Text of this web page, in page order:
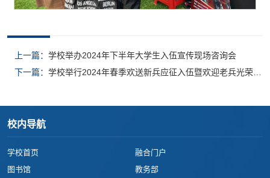
上一篇： 学校举办2024年下半年大学生入伍宣传现场咨询会
下一篇： 学校举行2024年春季欢送新兵应征入伍暨欢迎老兵光荣退
校内导航
学校首页
融合门户
图书馆
教务部